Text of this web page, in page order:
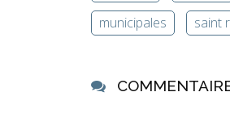
municipales
saint